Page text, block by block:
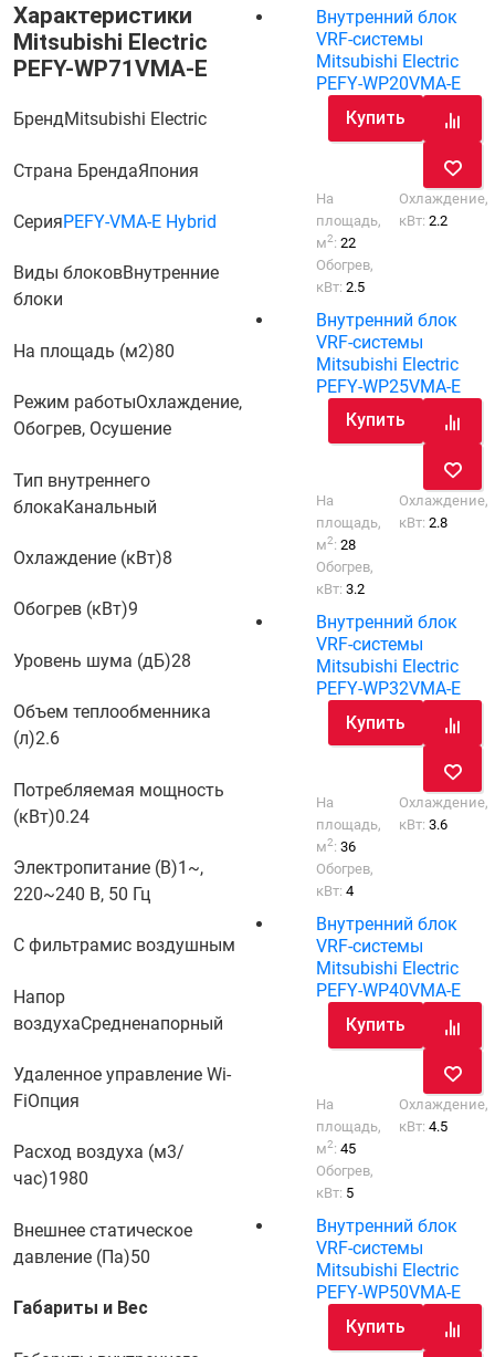
Характеристики
Mitsubishi Electric
PEFY-WP71VMA-E
БрендMitsubishi Electric
Страна БрендаЯпония
СерияPEFY-VMA-E Hybrid
Виды блоковВнутренние
блоки
На площадь (м2)80
Режим работыОхлаждение,
Обогрев, Осушение
Тип внутреннего
блокаКанальный
Охлаждение (кВт)8
Обогрев (кВт)9
Уровень шума (дБ)28
Объем теплообменника
(л)2.6
Потребляемая мощность
(кВт)0.24
Электропитание (В)1~,
220~240 В, 50 Гц
С фильтрамис воздушным
Напор
воздухаСредненапорный
Удаленное управление Wi-
FiОпция
Расход воздуха (м3/
час)1980
Внешнее статическое
давление (Па)50
Габариты и Вес
Внутренний блок
VRF-системы
Mitsubishi Electric
PEFY-WP20VMA-E
Купить
На
площадь,
м2:22
Охлаждение,
кВт:2.2
Обогрев,
кВт:2.5
Внутренний блок
VRF-системы
Mitsubishi Electric
PEFY-WP25VMA-E
Купить
На
площадь,
м2:28
Охлаждение,
кВт:2.8
Обогрев,
кВт:3.2
Внутренний блок
VRF-системы
Mitsubishi Electric
PEFY-WP32VMA-E
Купить
На
площадь,
м2:36
Охлаждение,
кВт:3.6
Обогрев,
кВт:4
Внутренний блок
VRF-системы
Mitsubishi Electric
PEFY-WP40VMA-E
Купить
На
площадь,
м2:45
Охлаждение,
кВт:4.5
Обогрев,
кВт: 5
Внутренний блок
VRF-системы
Mitsubishi Electric
PEFY-WP50VMA-E
Купить